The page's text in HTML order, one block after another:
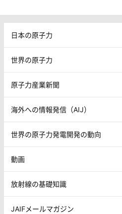
日本の原子力
世界の原子力
原子力産業新聞
海外への情報発信（AIJ）
世界の原子力発電開発の動向
動画
放射線の基礎知識
JAIFメールマガジン